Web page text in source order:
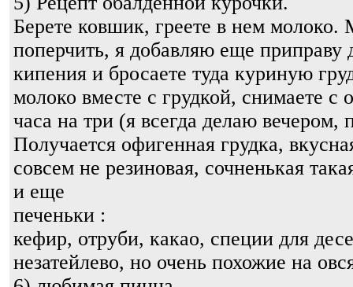
Берете ковшик, греете в нем
поперчить, я добавляю еще приправу
кипения и бросаете туда куриную
молоко вместе с грудкой, снимаете с
часа на три (я всегда делаю вечером,
Получается офигенная грудка,
совсем не резиновая, сочненькая
и еще
печеньки :
кефир, отруби, какао, специи для
незатейлево, но очень похожие на